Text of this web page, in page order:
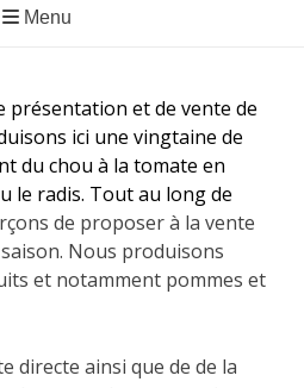
Menu
présentation et de vente de
ici une vingtaine de
du chou à la tomate en
le radis. Tout au long de
de proposer à la vente
Nous produisons
et notamment pommes et
directe ainsi que de de la